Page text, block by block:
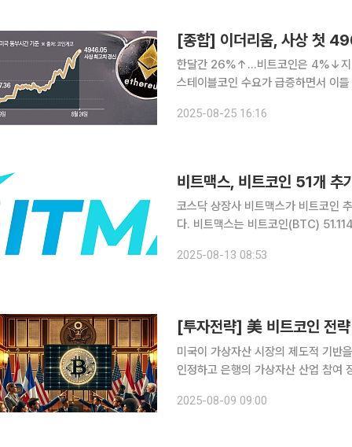
한달간 26%↑…비트코인은 4%↓지
스테이블코인 수요가 급증하면서 이
로 4900달러(약 680만 원)를 돌파
2025-08-25 16:16
비트맥스, 비트코인 51개 추
코스닥 상장사 비트맥스가 비트코인
다. 비트맥스는 비트코인(BTC) 51.1142개를 총 82억3808만 원에 양수했다고 13일 밝혔다. 1개당
준 총 551개를 보유하게 됐다. 평가금
2025-08-13 08:53
미국이 가상자산 시장의 제도적 기반
인정하고 은행의 가상자산 산업 참여
2025-08-09 09:00